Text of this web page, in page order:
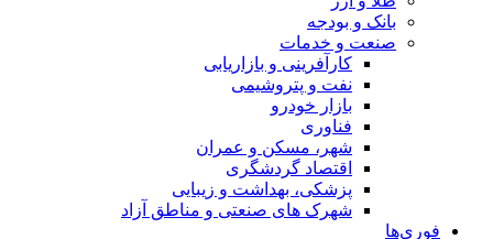
بانک و بودجه
صنعت و خدمات
کارآفرینی و بازاریابی
نفت و پتروشیمی
بازار خودرو
فناوری
شهر، مسکن و عمران
اقتصاد گردشگری
پزشکی، بهداشت و زیبایی
شهرک های صنعتی و مناطق آزاد
فوری‌ها